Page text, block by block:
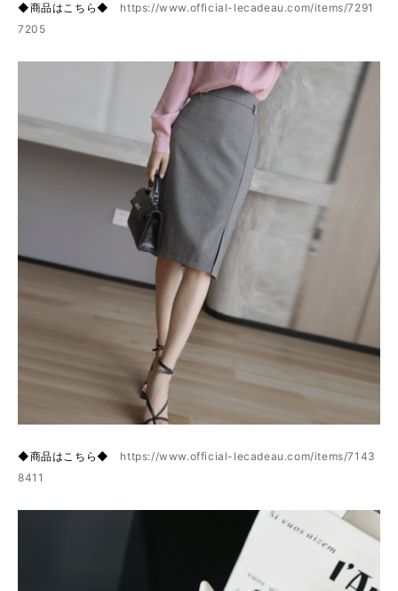
◆商品はこちら◆ https://www.official-lecadeau.com/items/7291
7205
◆商品はこちら◆ https://www.official-lecadeau.com/items/7143
8411